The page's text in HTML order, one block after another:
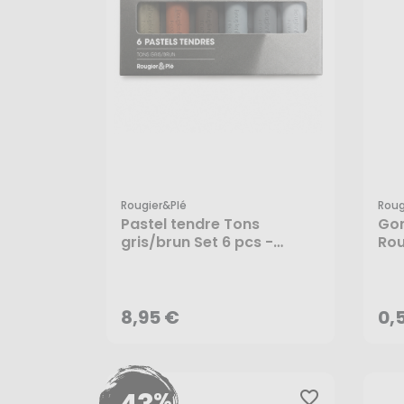
Rougier&plé
Pastel tendre Tons
gris/brun Set 6 pcs -
8,95 €AJOUTER AU PANIER
favorite_border